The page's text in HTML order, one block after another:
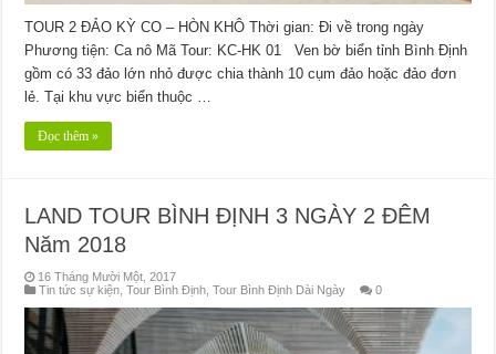
TOUR 2 ĐẢO KỲ CO – HÒN KHÔ Thời gian: Đi về trong ngày
Phương tiện: Ca nô Mã Tour: KC-HK 01 Ven bờ biển tỉnh Bình Định
gồm có 33 đảo lớn nhỏ được chia thành 10 cụm đảo hoặc đảo đơn
lẻ. Tại khu vực biển thuộc …
Đọc thêm »
LAND TOUR BÌNH ĐỊNH 3 NGÀY 2 ĐÊM
Năm 2018
16 Tháng Mười Một, 2017
Tin tức sự kiện ,Tour Bình Định ,Tour Bình Định Dài Ngày 0